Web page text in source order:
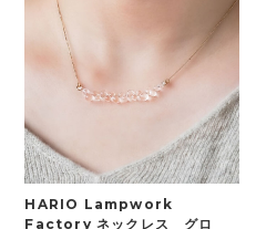
HARIO Lampwork
Factory ネックレス グロ